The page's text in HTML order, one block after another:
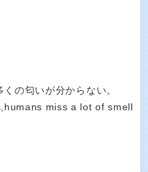
の匂いが分からない。
miss a lot of smell